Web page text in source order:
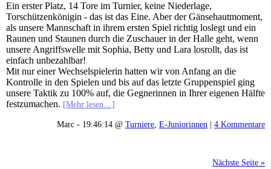
Ein erster Platz, 14 Tore im Turnier, keine Niederlage,
Torschützenkönigin - das ist das Eine. Aber der Gänsehautmoment,
als unsere Mannschaft in ihrem ersten Spiel richtig loslegt und ein
Raunen und Staunen durch die Zuschauer in der Halle geht, wenn
unsere Angriffswelle mit Sophia, Betty und Lara losrollt, das ist
einfach unbezahlbar!
Mit nur einer Wechselspielerin hatten wir von Anfang an die
Kontrolle in den Spielen und bis auf das letzte Gruppenspiel ging
unsere Taktik zu 100% auf, die Gegnerinnen in Ihrer eigenen Hälfte
festzumachen. [Mehr lesen…]
Marc - 19:46:14 @ Turniere E-Juniorinnen | 4 Kommentare
Nächste Seite »